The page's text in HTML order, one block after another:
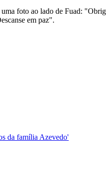
foto ao lado de Fuad:
em paz".
da família Azevedo'